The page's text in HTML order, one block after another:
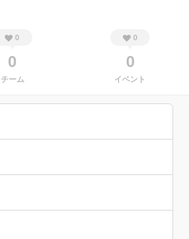
0
0
チーム
0
0
イベント